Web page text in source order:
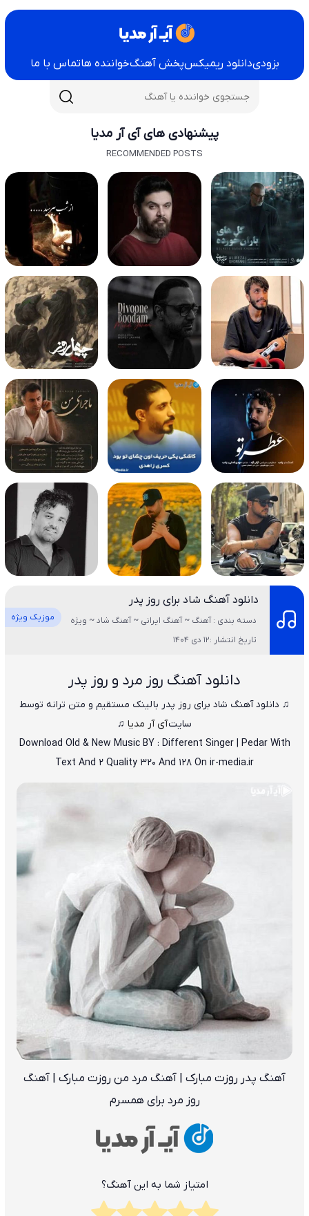
بزودیدانلود ریمیکسپخش آهنگخواننده هاتماس با ما
پیشنهادی های آی آر مدیا
RECOMMENDED POSTS
دانلود آهنگ شاد برای روز پدر
موزیک ویژه
دسته بندی : آهنگ ~ آهنگ ایرانی ~ آهنگ شاد ~ ویژه
تاریخ انتشار :12 دی 1404
دانلود آهنگ روز مرد و روز پدر
♫ دانلود آهنگ شاد برای روز پدر با لینک مستقیم و متن ترانه توسط
سایتآی آر مدیا ♫
Download Old & New Music BY : Different Singer | Pedar With
Text And 2 Quality 320 And 128 On ir-media.ir
آهنگ پدر روزت مبارک | آهنگ مرد من روزت مبارک | آهنگ
روز مرد برای همسرم
امتیاز شما به این آهنگ؟